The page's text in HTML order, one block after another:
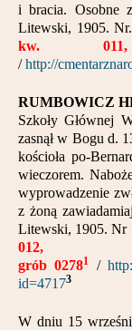
Cegiełki
Rossa
Darczyńcy
Partnerzy
Kontakt
i bracia. Osobne
Litewski, 1905.
kw.
/http://
RUMBOWICZ
Szkoły Głównej
zasnął w Bogu d.
kościoła po-
wieczorem.
wyprowadzenie
z żoną
Litewski, 1905. Nr
012,
grób 02781 /
id=47173
W dniu 15